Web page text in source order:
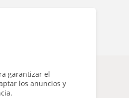
garantizar el
los anuncios y